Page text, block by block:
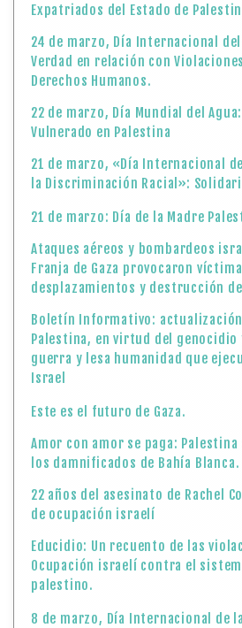
Expatriados del Estado de
24 de marzo, Día Internacional
Verdad en relación con
Derechos Humanos.
22 de marzo, Día Mundial del
Vulnerado en Palestina
21 de marzo, «Día Internacional
la Discriminación Racial»:
21 de marzo: Día de la Madre
Ataques aéreos y bombardeos
Franja de Gaza provocaron
desplazamientos y destrucción
Boletín Informativo:
Palestina, en virtud del genocidio
guerra y lesa humanidad que
Israel
Este es el futuro de Gaza.
Amor con amor se paga:
los damnificados de Bahía Blanca.
22 años del asesinato de Rachel
de ocupación israelí
Educidio: Un recuento de las
Ocupación israelí contra el
palestino.
8 de marzo, Día Internacional de